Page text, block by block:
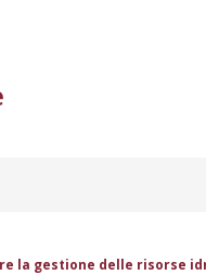
la gestione delle